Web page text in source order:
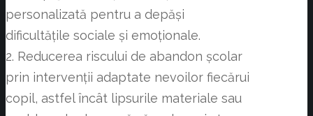
personalizată pentru a depăși
dificultățile sociale și emoționale.
2. Reducerea riscului de abandon școlar
prin intervenții adaptate nevoilor fiecărui
copil, astfel încât lipsurile materiale sau